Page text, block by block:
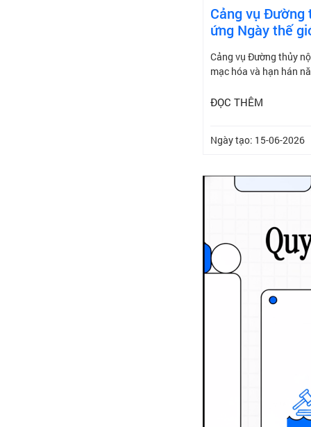
Cảng vụ
ứng Ngày thế
Cảng vụ Đường thủy
mạc hóa và hạn hán
ĐỌC THÊM
Ngày tạo: 15-06-2026